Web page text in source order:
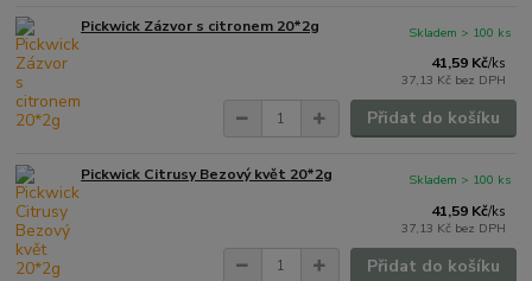
Pickwick Zázvor s citronem 20*2g
41,59 Kč/ks
37,13 Kč bez DPH
Skladem > 100 ks
Přidat do košíku
Pickwick Citrusy Bezový květ 20*2g
41,59 Kč/ks
37,13 Kč bez DPH
Skladem > 100 ks
Přidat do košíku